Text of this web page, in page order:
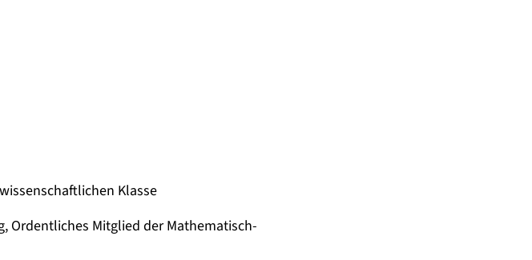
Klasse
Ordentliches Mitglied der Mathematisch-